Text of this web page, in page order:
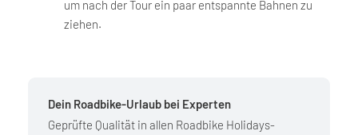
um nach der Tour ein paar entspannte Bahnen zu
ziehen.
Dein Roadbike-Urlaub bei Experten
Geprüfte Qualität in allen Roadbike Holidays-